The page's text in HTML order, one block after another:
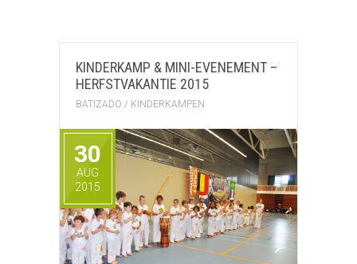
KINDERKAMP & MINI-EVENEMENT –
HERFSTVAKANTIE 2015
BATIZADO / KINDERKAMPEN
30
AUG
2015